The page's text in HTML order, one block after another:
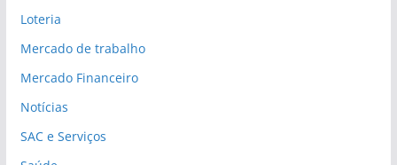
Loteria
Mercado de trabalho
Mercado Financeiro
Notícias
SAC e Serviços